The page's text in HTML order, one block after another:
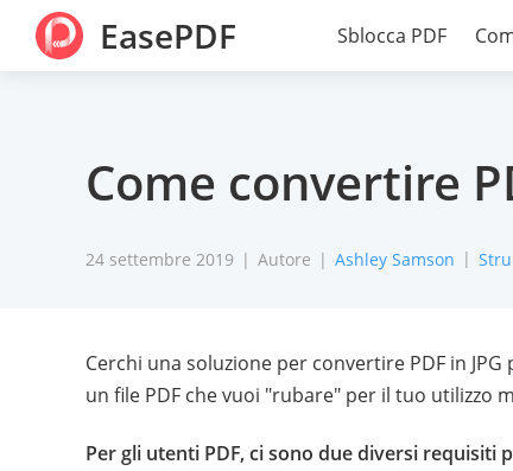
EasePDF Sblocca PDF
Come convertire
24 settembre 2019 Autore Ashley Samson
Cerchi una soluzione per convertire PDF in
un file PDF che vuoi "rubare" per il tuo utilizzo
Per gli utenti PDF, ci sono due diversi requisiti